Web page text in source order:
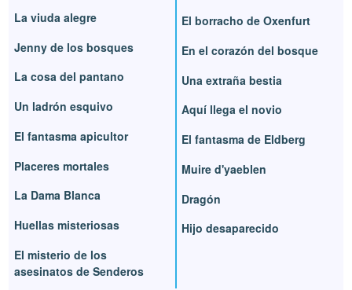
La viuda alegre
Jenny de los bosques
La cosa del pantano
Un ladrón esquivo
El fantasma apicultor
Placeres mortales
La Dama Blanca
Huellas misteriosas
El misterio de los
asesinatos de Senderos
El borracho de Oxenfurt
En el corazón del bosque
Una extraña bestia
Aquí llega el novio
El fantasma de Eldberg
Muire d'yaeblen
Dragón
Hijo desaparecido